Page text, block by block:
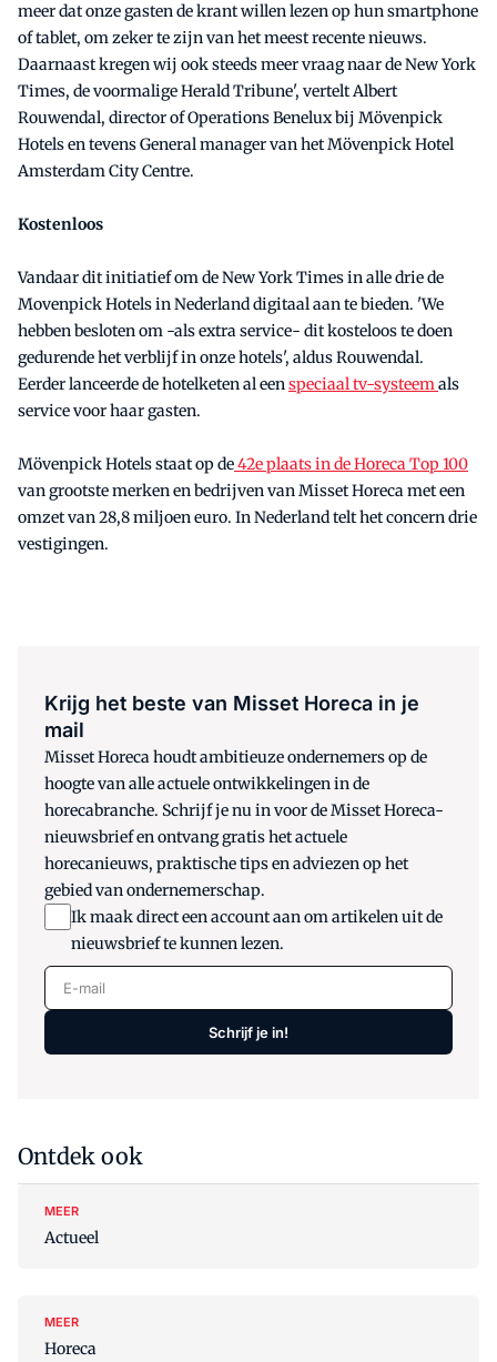
meer dat onze gasten de krant willen lezen op hun smartphone
of tablet, om zeker te zijn van het meest recente nieuws.
Daarnaast kregen wij ook steeds meer vraag naar de New York
Times, de voormalige Herald Tribune', vertelt Albert
Rouwendal, director of Operations Benelux bij Mövenpick
Hotels en tevens General manager van het Mövenpick Hotel
Amsterdam City Centre.
Kostenloos
Vandaar dit initiatief om de New York Times in alle drie de
Movenpick Hotels in Nederland digitaal aan te bieden. 'We
hebben besloten om -als extra service- dit kosteloos te doen
gedurende het verblijf in onze hotels', aldus Rouwendal.
Eerder lanceerde de hotelketen al eenspeciaal tv-systeemals
service voor haar gasten.
Mövenpick Hotels staat op de42e plaats in de Horeca Top 100
van grootste merken en bedrijven van Misset Horeca met een
omzet van 28,8 miljoen euro. In Nederland telt het concern drie
vestigingen.
Krijg het beste van Misset Horeca in je
mail
Misset Horeca houdt ambitieuze ondernemers op de
hoogte van alle actuele ontwikkelingen in de
horecabranche. Schrijf je nu in voor de Misset Horeca-
nieuwsbrief en ontvang gratis het actuele
horecanieuws, praktische tips en adviezen op het
gebied van ondernemerschap.
Ik maak direct een account aan om artikelen uit de
nieuwsbrief te kunnen lezen.
E-mail
Schrijf je in!
Ontdek ook
MEER
Actueel
MEER
Horeca